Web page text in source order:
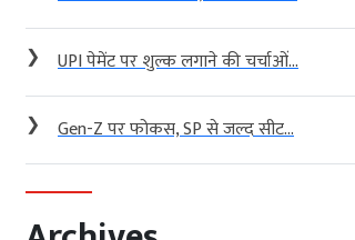
❯ UPI पेमेंट पर शुल्क लगाने की चर्चाओं...
❯ Gen-Z पर फोकस, SP से जल्द सीट...